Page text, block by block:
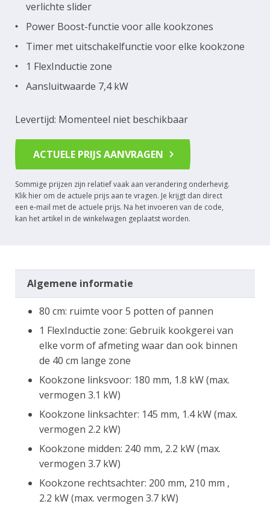
Levertijd: Momenteel niet beschikbaar
verlichte slider
Power Boost-functie voor alle kookzones
Timer met uitschakelfunctie voor elke kookzone
1 FlexInductie zone
Aansluitwaarde 7,4 kW
ACTUELE PRIJS AANVRAGEN
Sommige prijzen zijn relatief vaak aan verandering onderhevig.
Klik hier om de actuele prijs aan te vragen. Je krijgt dan direct
een e-mail met de actuele prijs. Na het invoeren van de code,
kan het artikel in de winkelwagen geplaatst worden.
Algemene informatie
80 cm: ruimte voor 5 potten of pannen
1 FlexInductie zone: Gebruik kookgerei van
elke vorm of afmeting waar dan ook binnen
de 40 cm lange zone
Kookzone linksvoor: 180 mm, 1.8 kW (max.
vermogen 3.1 kW)
Kookzone linksachter: 145 mm, 1.4 kW (max.
vermogen 2.2 kW)
Kookzone midden: 240 mm, 2.2 kW (max.
vermogen 3.7 kW)
Kookzone rechtsachter: 200 mm, 210 mm ,
2.2 kW (max. vermogen 3.7 kW)